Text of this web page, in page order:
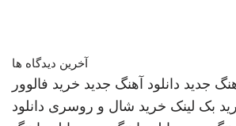
آخرین دیدگاه ها
جدید دانلود آهنگ جدید خرید فالوور
بک لینک خرید شال و روسری دانلود